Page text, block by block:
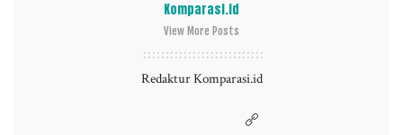
Komparasi.id
View More Posts
Redaktur Komparasi.id